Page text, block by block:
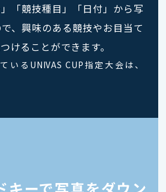
」「競技種目」「日付」から写
、興味のある競技やお目当て
けることができます。
いるUNIVAS CUP指定大会は、